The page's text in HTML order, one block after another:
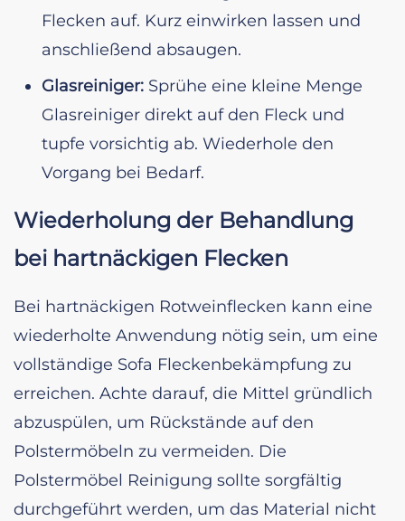
Flecken auf. Kurz einwirken lassen und
anschließend absaugen.
Glasreiniger: Sprühe eine kleine Menge
Glasreiniger direkt auf den Fleck und
tupfe vorsichtig ab. Wiederhole den
Vorgang bei Bedarf.
Wiederholung der Behandlung
bei hartnäckigen Flecken
Bei hartnäckigen Rotweinflecken kann eine
wiederholte Anwendung nötig sein, um eine
vollständige Sofa Fleckenbekämpfung zu
erreichen. Achte darauf, die Mittel gründlich
abzuspülen, um Rückstände auf den
Polstermöbeln zu vermeiden. Die
Polstermöbel Reinigung sollte sorgfältig
durchgeführt werden, um das Material nicht